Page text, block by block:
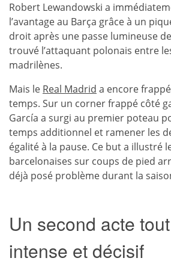
Robert Lewandowski a
l’avantage au Barça grâce à un
droit après une passe lumineuse
trouvé l’attaquant polonais entre
madrilènes.
Mais le Real Madrid a encore
temps. Sur un corner frappé côté
García a surgi au premier poteau
temps additionnel et ramener les
égalité à la pause. Ce but a illustré
barcelonaises sur coups de pied
déjà posé problème durant la
Un second acte
intense et décisif